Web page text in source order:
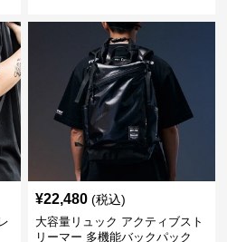
¥22,480 (税込)
大容量リュック アクティブスト
リーマー 多機能バックパック